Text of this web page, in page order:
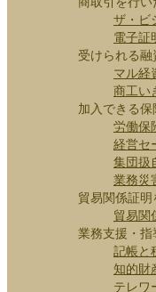
ザ・ビ
電子証
受けられる
マル経
商工い
加入できる
労働保
経営セ
集団扱
業務災
貿易関係証
貿易関
業務支援・
記帳と
知的財
テレワ